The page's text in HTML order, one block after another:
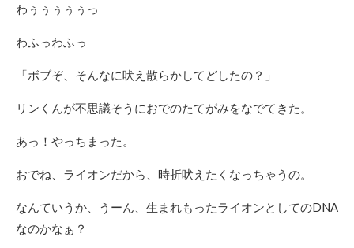
わぅぅぅぅぅっ
わふっわふっ
「ボブぞ、そんなに吠え散らかしてどしたの？」
リンくんが不思議そうにおでのたてがみをなでてきた。
あっ！やっちまった。
おでね、ライオンだから、時折吠えたくなっちゃうの。
なんていうか、うーん、生まれもったライオンとしてのDNA
なのかなぁ？